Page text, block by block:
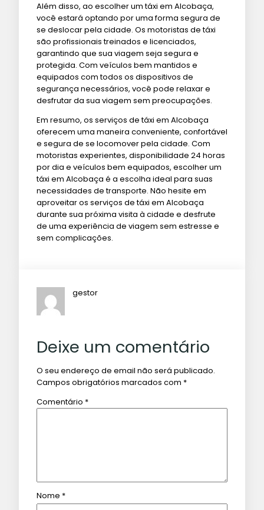
Além disso, ao escolher um táxi em Alcobaça,
você estará optando por uma forma segura de
se deslocar pela cidade. Os motoristas de táxi
são profissionais treinados e licenciados,
garantindo que sua viagem seja segura e
protegida. Com veículos bem mantidos e
equipados com todos os dispositivos de
segurança necessários, você pode relaxar e
desfrutar da sua viagem sem preocupações.
Em resumo, os serviços de táxi em Alcobaça
oferecem uma maneira conveniente, confortável
e segura de se locomover pela cidade. Com
motoristas experientes, disponibilidade 24 horas
por dia e veículos bem equipados, escolher um
táxi em Alcobaça é a escolha ideal para suas
necessidades de transporte. Não hesite em
aproveitar os serviços de táxi em Alcobaça
durante sua próxima visita à cidade e desfrute
de uma experiência de viagem sem estresse e
sem complicações.
gestor
Deixe um comentário
O seu endereço de email não será publicado.
Campos obrigatórios marcados com *
Comentário *
Nome *